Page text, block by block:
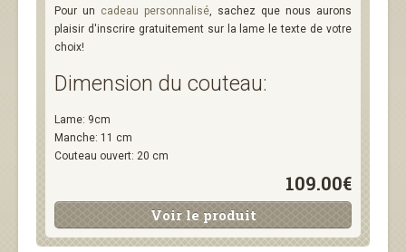
Pour un cadeau personnalisé, sachez que nous aurons
plaisir d'inscrire gratuitement sur la lame le texte de votre
choix!
Dimension du couteau:
Lame: 9cm
Manche: 11 cm
Couteau ouvert: 20 cm
109.00€
Voir le produit